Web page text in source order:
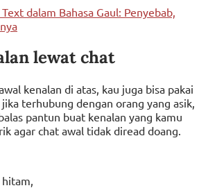
dalam Bahasa Gaul: Penyebab,
lewat chat
kenalan di atas, kau juga bisa pakai
terhubung dengan orang yang asik,
pantun buat kenalan yang kamu
agar chat awal tidak diread doang.